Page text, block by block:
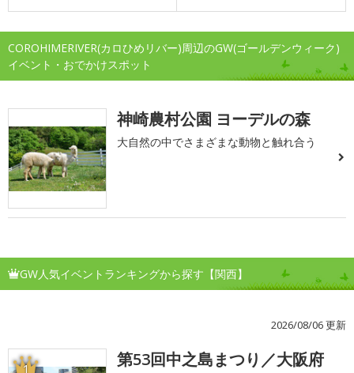
COROHIMERIVER(カロひめリバー)周辺のGW(ゴールデンウィーク)
イベント・おでかけスポット
神崎農村公園 ヨーデルの森
大自然の中でさまざまな動物と触れ合う
GW人気イベントランキングから探す【関西】
2026/08/06 更新
第53回中之島まつり／大阪府